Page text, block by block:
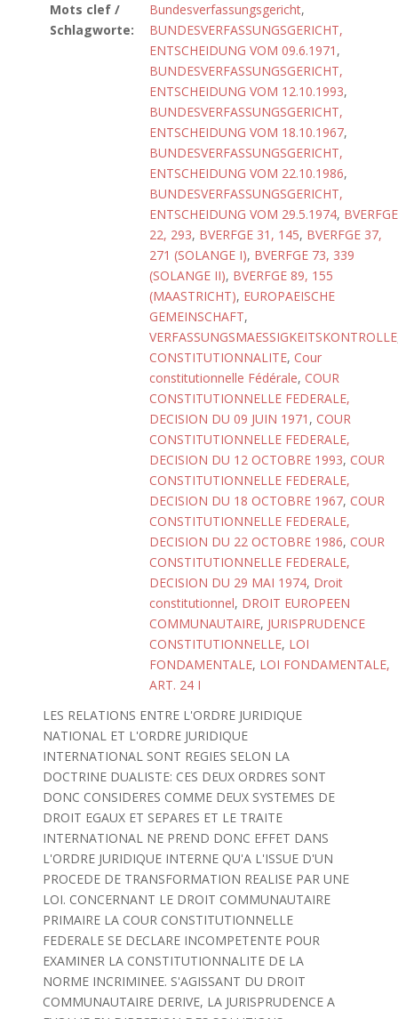
Mots clef /
Schlagworte:
Bundesverfassungsgericht,
BUNDESVERFASSUNGSGERICHT,
ENTSCHEIDUNG VOM 09.6.1971 ,
BUNDESVERFASSUNGSGERICHT,
ENTSCHEIDUNG VOM 12.10.1993,
BUNDESVERFASSUNGSGERICHT,
ENTSCHEIDUNG VOM 18.10.1967,
BUNDESVERFASSUNGSGERICHT,
ENTSCHEIDUNG VOM 22.10.1986,
BUNDESVERFASSUNGSGERICHT,
ENTSCHEIDUNG VOM 29.5.1974, BVERFGE
22, 293, BVERFGE 31, 145, BVERFGE 37,
271 (SOLANGE I), BVERFGE 73, 339
(SOLANGE II), BVERFGE 89, 155
(MAASTRICHT), EUROPAEISCHE
GEMEINSCHAFT,
VERFASSUNGSMAESSIGKEITSKONTROLLE
CONSTITUTIONNALITE, Cour
constitutionnelle Fédérale, COUR
CONSTITUTIONNELLE FEDERALE,
DECISION DU 09 JUIN 1971 , COUR
CONSTITUTIONNELLE FEDERALE,
DECISION DU 12 OCTOBRE 1993, COUR
CONSTITUTIONNELLE FEDERALE,
DECISION DU 18 OCTOBRE 1967, COUR
CONSTITUTIONNELLE FEDERALE,
DECISION DU 22 OCTOBRE 1986, COUR
CONSTITUTIONNELLE FEDERALE,
DECISION DU 29 MAI 1974, Droit
constitutionnel, DROIT EUROPEEN
COMMUNAUTAIRE, JURISPRUDENCE
CONSTITUTIONNELLE, LOI
FONDAMENTALE, LOI FONDAMENTALE,
ART. 24 I
LES RELATIONS ENTRE L'ORDRE JURIDIQUE
NATIONAL ET L'ORDRE JURIDIQUE
INTERNATIONAL SONT REGIES SELON LA
DOCTRINE DUALISTE: CES DEUX ORDRES SONT
DONC CONSIDERES COMME DEUX SYSTEMES DE
DROIT EGAUX ET SEPARES ET LE TRAITE
INTERNATIONAL NE PREND DONC EFFET DANS
L'ORDRE JURIDIQUE INTERNE QU'A L'ISSUE D'UN
PROCEDE DE TRANSFORMATION REALISE PAR UNE
LOI. CONCERNANT LE DROIT COMMUNAUTAIRE
PRIMAIRE LA COUR CONSTITUTIONNELLE
FEDERALE SE DECLARE INCOMPETENTE POUR
EXAMINER LA CONSTITUTIONNALITE DE LA
NORME INCRIMINEE. S'AGISSANT DU DROIT
COMMUNAUTAIRE DERIVE, LA JURISPRUDENCE A